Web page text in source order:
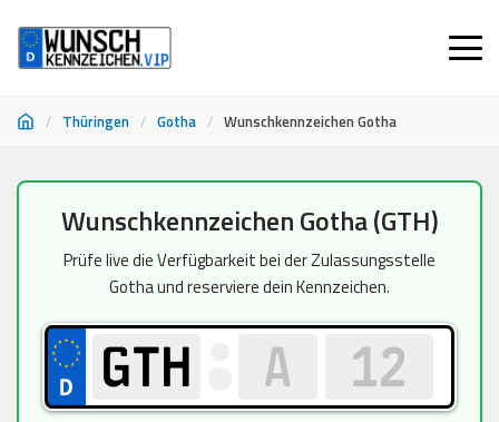
/ Thüringen / Gotha / Wunschkennzeichen Gotha
springen
Wunschkennzeichen Gotha (GTH)
Prüfe live die Verfügbarkeit bei der Zulassungsstelle
Gotha und reserviere dein Kennzeichen.